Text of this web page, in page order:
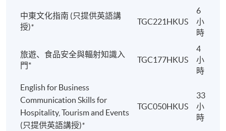
中東文化指南 (只提供英語講
授)*
TGC221HKUS
6
小
時
旅遊、食品安全與輻射知識入
門*
TGC177HKUS
4
小
時
English for Business
Communication Skills for
Hospitality, Tourism and Events
(只提供英語講授)*
TGC050HKUS
33
小
時